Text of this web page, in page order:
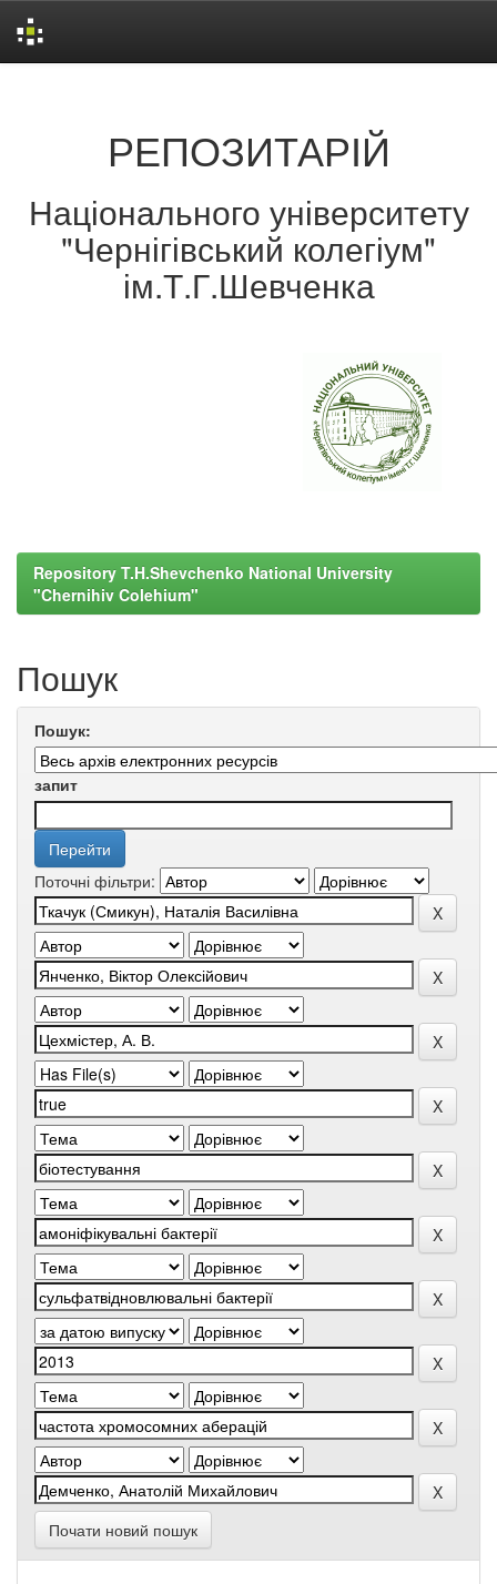
РЕПОЗИТАРІЙ
Національного університету
"Чернігівський колегіум"
ім.Т.Г.Шевченка
Repository T.H.Shevchenko National University
"Chernihiv Colehium"
Пошук
Пошук:
запит
Поточні фільтри:
Почати новий пошук